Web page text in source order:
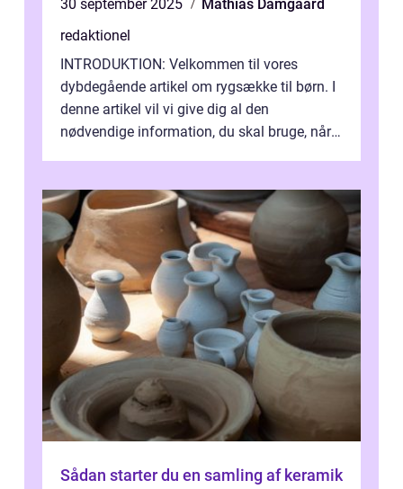
30 september 2025
Mathias Damgaard
redaktionel
INTRODUKTION: Velkommen til vores
dybdegående artikel om rygsække til børn. I
denne artikel vil vi give dig al den
nødvendige information, du skal bruge, når
Sådan starter du en samling af keramik